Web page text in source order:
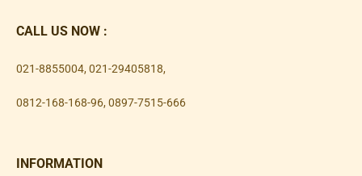
CALL US NOW :
021-8855004, 021-29405818,
0812-168-168-96, 0897-7515-666
INFORMATION